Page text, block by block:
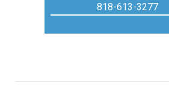
818-613-3277